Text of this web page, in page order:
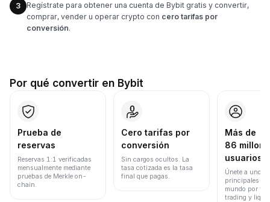
3
Regístrate para obtener una cuenta de Bybit gratis y convertir,
comprar, vender u operar crypto con cero tarifas por
conversión.
Por qué convertir en Bybit
Prueba de
reservas
Reservas 1:1 verificadas
mensualmente mediante
pruebas de Merkle on-
chain.
Cero tarifas por
conversión
Sin cargos ocultos. La
tasa cotizada es la tasa
final que pagas.
Más de
86
usuarios
Únete a uno
principales
mundo por
trading y